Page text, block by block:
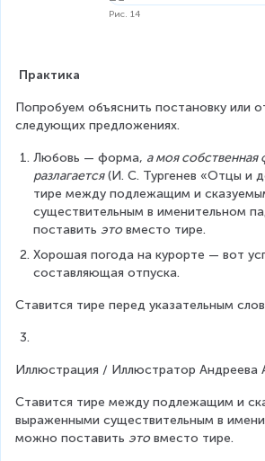
Рис. 14
Практика
Попробуем объяснить постановку или
следующих предложениях.
Любовь — форма, а моя
разлагается (И. С. Тургенев «Отцы и
тире между подлежащим и
существительным в именительном
поставить это вместо тире.
Хорошая погода на курорте — вот
составляющая отпуска.
Ставится тире перед указательным
Иллюстрация / Иллюстратор Андреева
Ставится тире между подлежащим и
выраженными существительным в
можно поставить это вместо тире.